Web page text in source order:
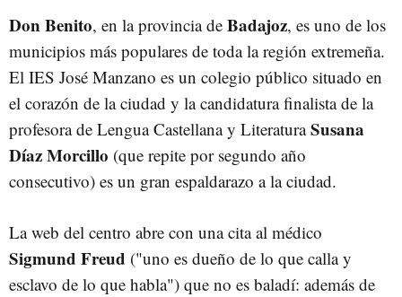
Don Benito, en la provincia de Badajoz, es uno de los
municipios más populares de toda la región extremeña.
El IES José Manzano es un colegio público situado en
el corazón de la ciudad y la candidatura finalista de la
profesora de Lengua Castellana y LiteraturaSusana
Díaz Morcillo (que repite por segundo año
consecutivo) es un gran espaldarazo a la ciudad.
La web del centro abre con una cita al médico
Sigmund Freud ("uno es dueño de lo que calla y
esclavo de lo que habla") que no es baladí: además de